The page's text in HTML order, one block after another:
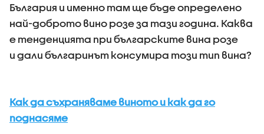
България и именно там ще бъде определено
най-доброто вино розе за тази година. Каква
е тенденцията при българските вина розе
и дали българинът консумира този тип вина?
Как да съхраняваме виното и как да го
поднасяме